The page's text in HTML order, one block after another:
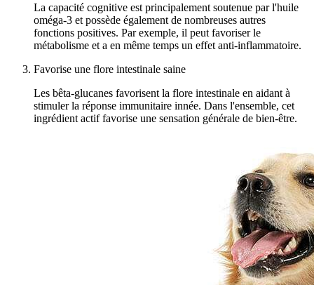
La capacité cognitive est principalement soutenue par l'huile
oméga-3 et possède également de nombreuses autres
fonctions positives. Par exemple, il peut favoriser le
métabolisme et a en même temps un effet anti-inflammatoire.
Favorise une flore intestinale saine
Les bêta-glucanes favorisent la flore intestinale en aidant à
stimuler la réponse immunitaire innée. Dans l'ensemble, cet
ingrédient actif favorise une sensation générale de bien-être.